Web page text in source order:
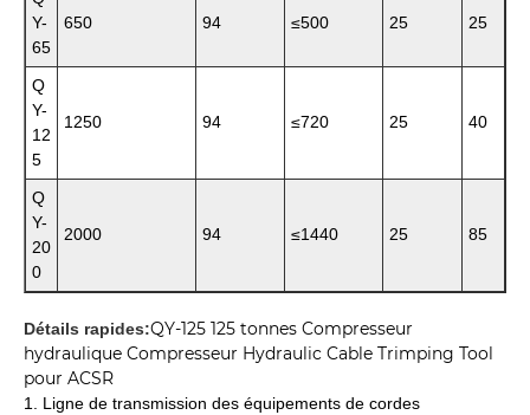
Y-
65
650 94 ≤500 25 25
Q
Y-
12
5
1250 94 ≤720 25 40
Q
Y-
20
0
2000 94 ≤1440 25 85
Détails rapides:QY-125 125 tonnes Compresseur
hydraulique Compresseur Hydraulic Cable Trimping Tool
pour ACSR
1. Ligne de transmission des équipements de cordes